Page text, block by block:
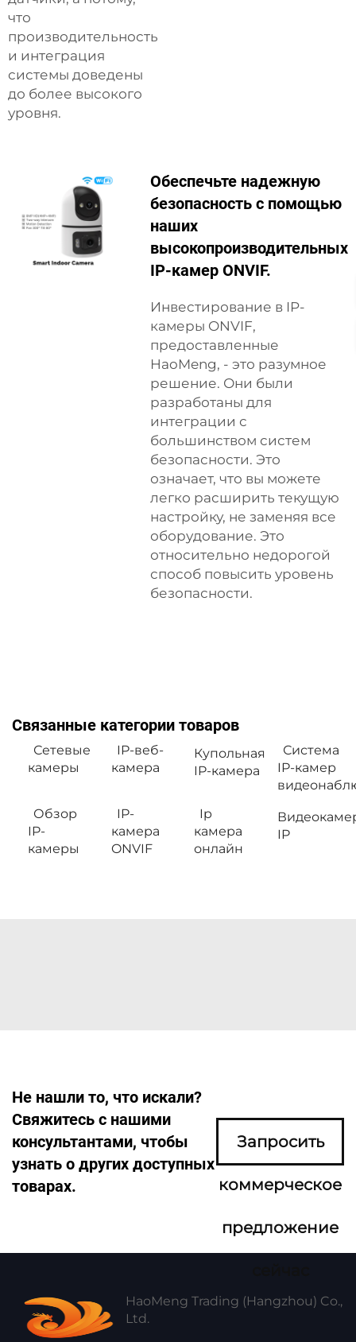
что
производительность
и интеграция
системы доведены
до более высокого
уровня.
Обеспечьте надежную
безопасность с помощью
наших
высокопроизводительных
IP-камер ONVIF.
Инвестирование в IP-
камеры ONVIF,
предоставленные
HaoMeng, - это разумное
решение. Они были
разработаны для
интеграции с
большинством систем
безопасности. Это
означает, что вы можете
легко расширить текущую
настройку, не заменяя все
оборудование. Это
относительно недорогой
способ повысить уровень
безопасности.
Связанные категории товаров
Сетевые
камеры
IP-веб-
камера
Купольная
IP-камера
Система
IP-камер
Обзор
IP-
камеры
IP-
камера
ONVIF
Ip
камера
онлайн
IP
Не нашли то, что искали?
Свяжитесь с нашими
консультантами, чтобы
узнать о других доступных
товарах.
Запросить
коммерческое
предложение
HaoMeng Trading (Hangzhou) Co.,
Ltd.